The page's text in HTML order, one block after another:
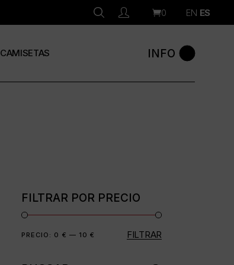
0 EN ES
CAMISETAS INFO
FILTRAR POR PRECIO
Precio
Precio FILTRAR
PRECIO: 0 € — 10 €